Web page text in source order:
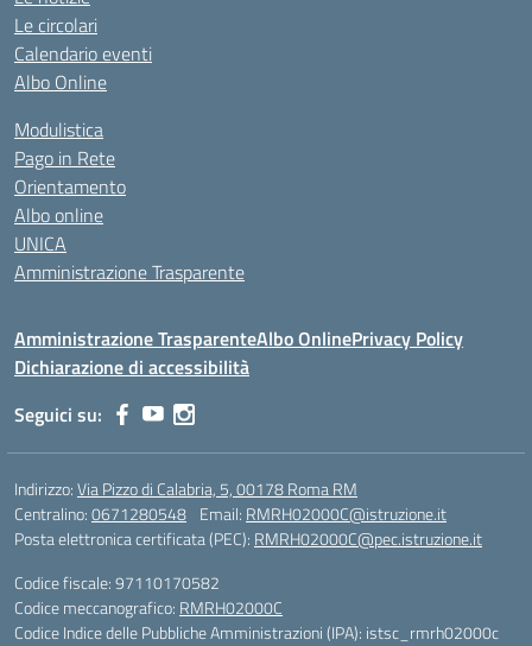
Le circolari
Calendario eventi
Albo Online
Modulistica
Pago in Rete
Orientamento
Albo online
UNICA
Amministrazione Trasparente
Amministrazione TrasparenteAlbo OnlinePrivacy Policy
Dichiarazione di accessibilità
Seguici su:
Indirizzo:Via Pizzo di Calabria, 5, 00178 Roma RM
Centralino:0671280548 Email: RMRH02000C@istruzione.it
Posta elettronica certificata (PEC): RMRH02000C@pec.istruzione.it
Codice fiscale: 97110170582
Codice meccanografico: RMRH02000C
Codice Indice delle Pubbliche Amministrazioni (IPA): istsc_rmrh02000c